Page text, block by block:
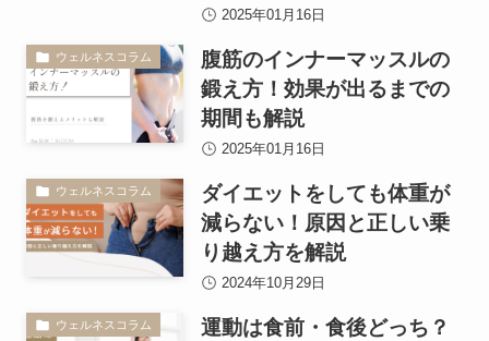
2025年01月16日
ウェルネスコラム
腹筋のインナーマッスルの
鍛え方！効果が出るまでの
期間も解説
2025年01月16日
ウェルネスコラム
ダイエットをしても体重が
減らない！原因と正しい乗
り越え方を解説
2024年10月29日
ウェルネスコラム
運動は食前・食後どっち？